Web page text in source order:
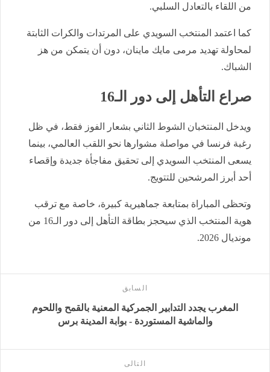
من اللقاء بالتعادل السلبي.
كما اعتمد المنتخب السويدي على المرتدات والكرات الثابتة
لمحاولة تهديد مرمى مايك ماينان، دون أن يتمكن من هز
الشباك.
صراع التأهل إلى دور الـ16
ويدخل المنتخبان الشوط الثاني بشعار الفوز فقط، في ظل
رغبة فرنسا في مواصلة مشوارها نحو اللقب العالمي، بينما
يسعى المنتخب السويدي إلى تحقيق مفاجأة جديدة وإقصاء
أحد أبرز المرشحين للتتويج.
وتحظى المباراة بمتابعة جماهيرية كبيرة، خاصة مع ترقب
هوية المنتخب الذي سيحجز بطاقة التأهل إلى دور الـ16 من
مونديال 2026.
السابق
المغرب يجدد التدابير الجمركية المعنية بالقمح واللحوم
والماشية المستوردة - بوابة المدينة برس
التالى